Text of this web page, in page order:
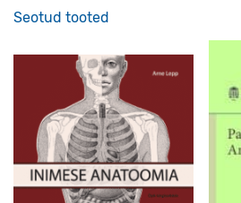
Seotud tooted